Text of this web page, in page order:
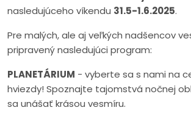
nasledujúceho víkendu 31.5-1.6.2025.
Pre malých, ale aj veľkých nadšencov
pripravený nasledujúci program:
PLANETÁRIUM - vyberte sa s nami na
hviezdy! Spoznajte tajomstvá nočnej
sa unášať krásou vesmíru.